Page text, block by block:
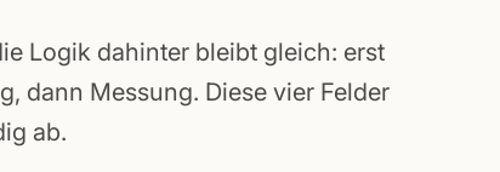
Logik dahinter bleibt gleich: erst
dann Messung. Diese vier Felder
ab.